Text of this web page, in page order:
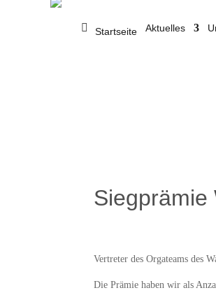
Startseite Aktuelles
Siegprämie
Vertreter des Orgateams des
Die Prämie haben wir als